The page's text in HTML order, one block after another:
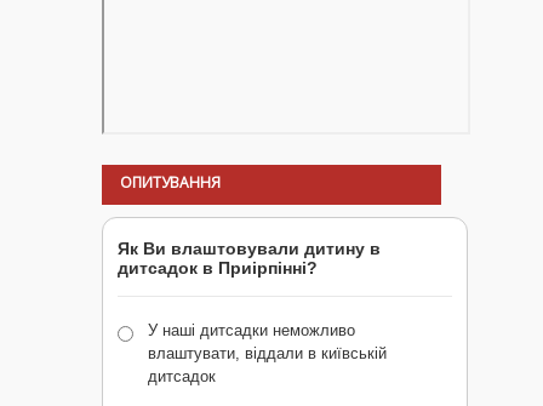
ОПИТУВАННЯ
Як Ви влаштовували дитину в
дитсадок в Приірпінні?
У наші дитсадки неможливо
влаштувати, віддали в київській
дитсадок